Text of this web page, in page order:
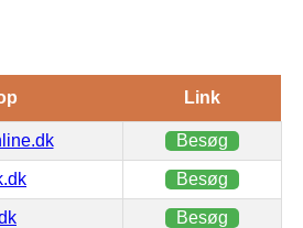
Link
Besøg
Besøg
Besøg